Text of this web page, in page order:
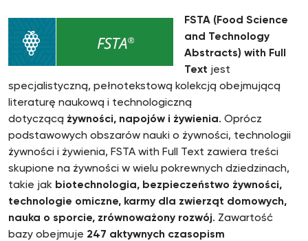
FSTA ( Food Science
and Technology
Abstracts) with Full
Text jest
specjalistyczną, pełnotekstową kolekcją obejmującą
literaturę naukową i technologiczną
dotyczącą żywności, napojów i żywienia. Oprócz
podstawowych obszarów nauki o żywności, technologii
żywności i żywienia, FSTA with Full Text zawiera treści
skupione na żywności w wielu pokrewnych dziedzinach,
takie jak biotechnologia, bezpieczeństwo żywności,
technologie omiczne, karmy dla zwierząt domowych,
nauka o sporcie, zrównoważony rozwój. Zawartość
bazy obejmuje 247 aktywnych czasopism